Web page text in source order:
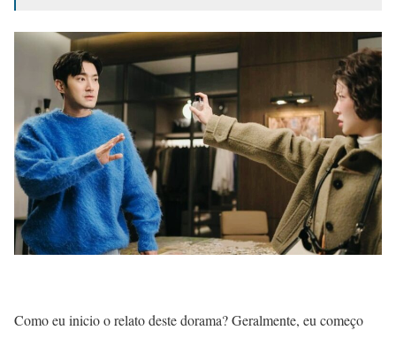
Como eu inicio o relato deste dorama? Geralmente, eu começo